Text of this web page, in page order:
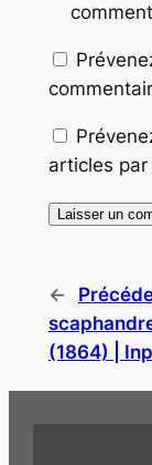
articles
←
(1864) |